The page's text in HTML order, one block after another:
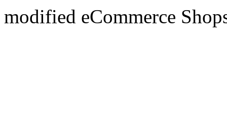
modified eCommerce